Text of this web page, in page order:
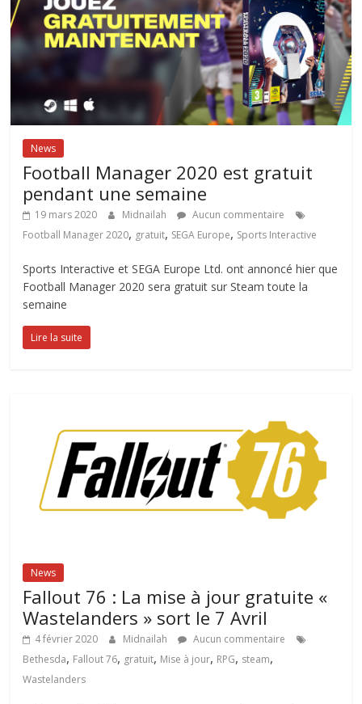
News
Football Manager 2020 est gratuit
pendant une semaine
19 mars 2020 Midnailah
Aucun commentaire
Football Manager 2020, gratuit, SEGA Europe, Sports Interactive
Sports Interactive et SEGA Europe Ltd. ont annoncé hier que
Football Manager 2020 sera gratuit sur Steam toute la
semaine
Lire la suite
News
Fallout 76 : La mise à jour gratuite «
Wastelanders » sort le 7 Avril
4 février 2020 Midnailah
Aucun commentaire
Bethesda, Fallout 76, gratuit, Mise à jour, RPG, steam,
Wastelanders